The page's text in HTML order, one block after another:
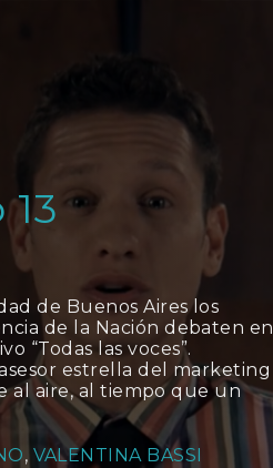
de Buenos Aires los
de la Nación debaten en
“Todas las voces”.
estrella del marketing
al aire, al tiempo que un
, VALENTINA BASSI